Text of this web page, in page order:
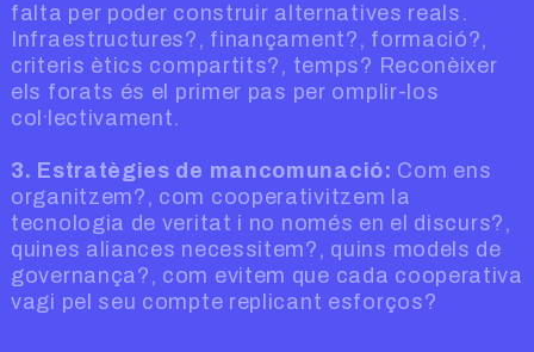
falta per poder construir alternatives reals.
Infraestructures?, finançament?, formació?,
criteris ètics compartits?, temps? Reconèixer
els forats és el primer pas per omplir-los
col·lectivament.
3. Estratègies de mancomunació: Com ens
organitzem?, com cooperativitzem la
tecnologia de veritat i no només en el discurs?,
quines aliances necessitem?, quins models de
governança?, com evitem que cada cooperativa
vagi pel seu compte replicant esforços?